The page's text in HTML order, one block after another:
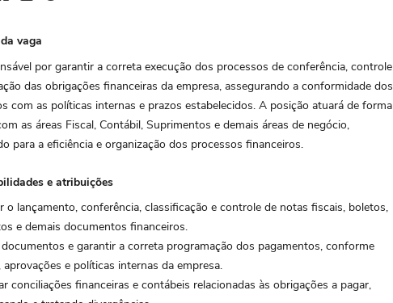
vaga
por garantir a correta execução dos processos de conferência, controle
das obrigações financeiras da empresa, assegurando a conformidade dos
com as políticas internas e prazos estabelecidos. A posição atuará de forma
as áreas Fiscal, Contábil, Suprimentos e demais áreas de negócio,
para a eficiência e organização dos processos financeiros.
e atribuições
o lançamento, conferência, classificação e controle de notas fiscais, boletos,
e demais documentos financeiros.
e garantir a correta programação dos pagamentos, conforme
aprovações e políticas internas da empresa.
conciliações financeiras e contábeis relacionadas às obrigações a pagar,